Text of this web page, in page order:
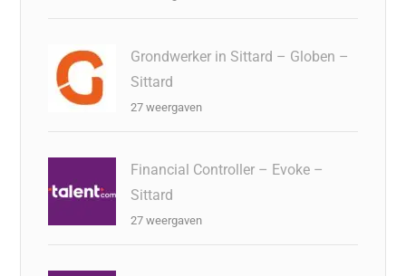
Grondwerker in Sittard – Globen –
Sittard
27 weergaven
Financial Controller – Evoke –
Sittard
27 weergaven